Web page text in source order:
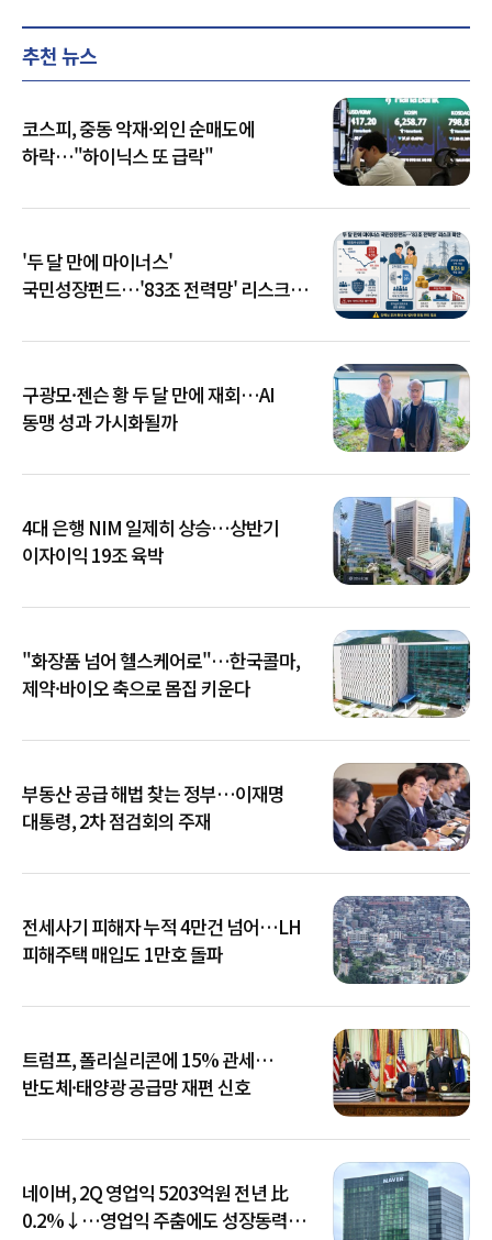
추천 뉴스
코스피, 중동 악재·외인 순매도에
하락…"하이닉스 또 급락"
'두 달 만에 마이너스'
국민성장펀드…'83조 전력망' 리스크
구광모·젠슨 황 두 달 만에 재회…AI
동맹 성과 가시화될까
4대 은행 NIM 일제히 상승…상반기
이자이익 19조 육박
"화장품 넘어 헬스케어로"…한국콜마,
제약·바이오 축으로 몸집 키운다
부동산 공급 해법 찾는 정부…이재명
대통령, 2차 점검회의 주재
전세사기 피해자 누적 4만건 넘어…LH
피해주택 매입도 1만호 돌파
트럼프, 폴리실리콘에 15% 관세…
반도체·태양광 공급망 재편 신호
네이버, 2Q 영업익 5203억원 전년 比
0.2%↓…영업익 주춤에도 성장동력